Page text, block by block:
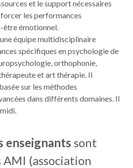
et le support nécessaires
les performances
être émotionnel.
équipe multidisciplinaire
spécifiques en psychologie de
orthophonie,
et art thérapie. Il
sur les méthodes
dans différents domaines. Il
enseignants sont
AMI (association